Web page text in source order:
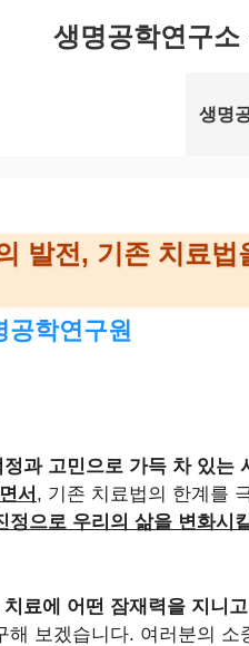
생명공학연구소
생명
발전, 기존 치료
공학연구원
과 고민으로 가득 차 있는
서 , 기존 치료법의 한계를
정으로 우리의 삶을 변화시
료에 어떤 잠재력을 지니고
해 보겠습니다. 여러분의